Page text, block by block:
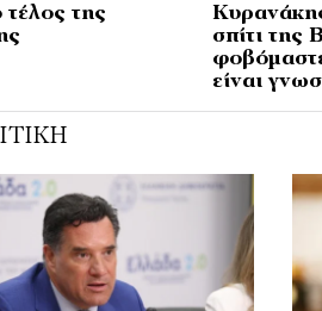
τέλος της
σπίτι της
είναι